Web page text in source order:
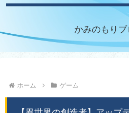
かみのもり
ホーム ゲーム